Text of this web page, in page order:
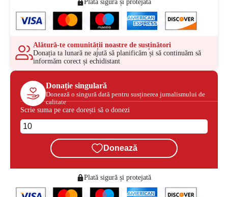
Plată sigură și protejată
Alătură-te comunității noastre de susținători
Donația ta lunară ne ajută să planificăm și să continuăm să
informăm corect și echidistant
Donație singulară
Donează o singură dată pentru susținerea jurnalismului de
calitate
Scrie suma pe care dorești să o donezi
Donează
Plată sigură și protejată